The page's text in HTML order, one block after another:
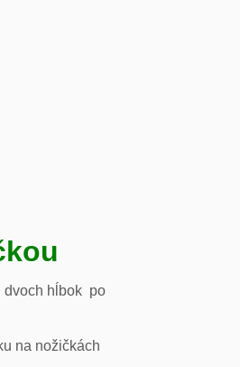
dvoch hĺbok po
na nožičkách